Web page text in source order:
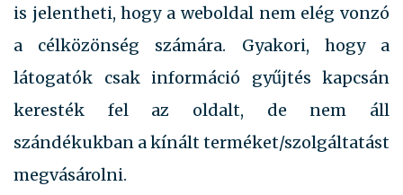
is jelentheti, hogy a weboldal nem elég vonzó
a célközönség számára. Gyakori, hogy a
látogatók csak információ gyűjtés kapcsán
keresték fel az oldalt, de nem áll
szándékukban a kínált terméket/szolgáltatást
megvásárolni.